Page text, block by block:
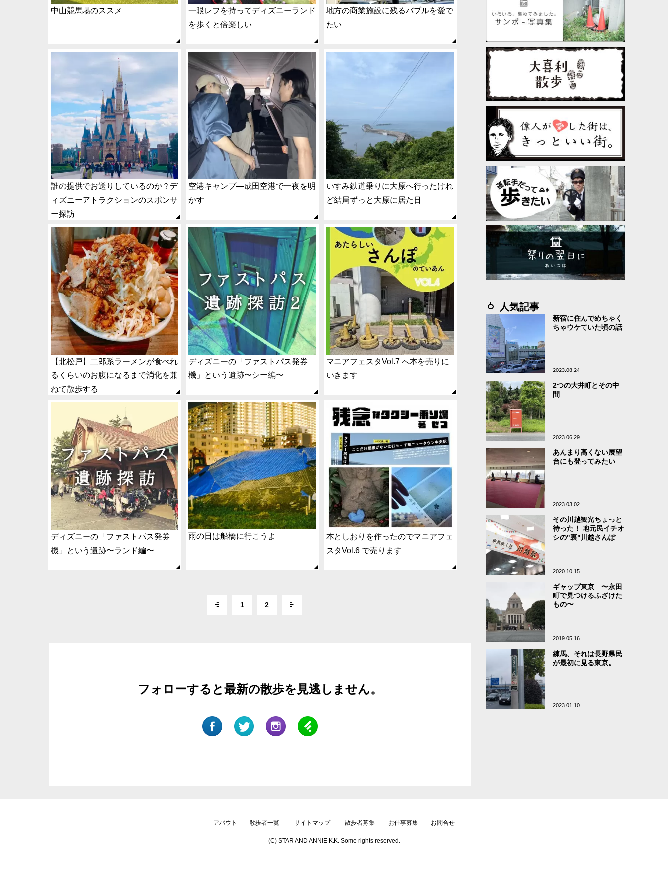
中山競馬場のススメ
一眼レフを持ってディズニーランド
を歩くと倍楽しい
地方の商業施設に残るバブルを愛で
たい
誰の提供でお送りしているのか？デ
ィズニーアトラクションのスポンサ
ー探訪
空港キャンプ―成田空港で一夜を明
かす
いすみ鉄道乗りに大原へ行ったけれ
ど結局ずっと大原に居た日
【北松戸】二郎系ラーメンが食べれ
るくらいのお腹になるまで消化を兼
ねて散歩する
ディズニーの「ファストパス発券
機」という遺跡〜シー編〜
マニアフェスタVol.7 へ本を売りに
いきます
ディズニーの「ファストパス発券
機」という遺跡〜ランド編〜
雨の日は船橋に行こうよ
本としおりを作ったのでマニアフェ
スタVol.6 で売ります
1 2
フォローすると最新の散歩を見逃しません。
人気記事
新宿に住んでめちゃく
ちゃウケていた頃の話
2023.08.24
2つの大井町とその中
間
2023.06.29
あんまり高くない展望
台にも登ってみたい
2023.03.02
その川越観光ちょっと
待った！ 地元民イチオ
シの"裏"川越さんぽ
2020.10.15
ギャップ東京 〜永田
町で見つけるふざけた
もの〜
2019.05.16
練馬、それは長野県民
が最初に見る東京。
2023.01.10
アバウト 散歩者一覧 サイトマップ 散歩者募集 お仕事募集 お問合せ
(C) STAR AND ANNIE K.K. Some rights reserved.